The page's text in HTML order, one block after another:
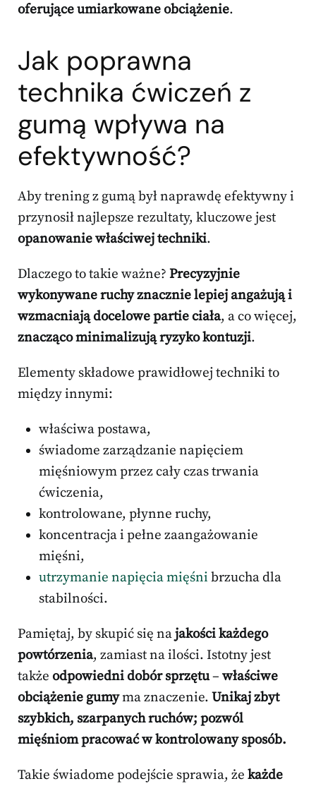
oferujące umiarkowane obciążenie.
Jak poprawna
technika ćwiczeń z
gumą wpływa na
efektywność?
Aby trening z gumą był naprawdę efektywny i
przynosił najlepsze rezultaty, kluczowe jest
opanowanie właściwej techniki.
Dlaczego to takie ważne? Precyzyjnie
wykonywane ruchy znacznie lepiej angażują i
wzmacniają docelowe partie ciała, a co więcej,
znacząco minimalizują ryzyko kontuzji.
Elementy składowe prawidłowej techniki to
między innymi:
właściwa postawa,
świadome zarządzanie napięciem
mięśniowym przez cały czas trwania
ćwiczenia,
kontrolowane, płynne ruchy,
koncentracja i pełne zaangażowanie
mięśni,
utrzymanie napięcia mięśni brzucha dla
stabilności.
Pamiętaj, by skupić się najakości każdego
powtórzenia, zamiast na ilości. Istotny jest
także odpowiedni dobór sprzętu– właściwe
obciążenie gumyma znaczenie. Unikaj zbyt
szybkich, szarpanych ruchów; pozwól
mięśniom pracować w kontrolowany sposób.
Takie świadome podejście sprawia, że każde